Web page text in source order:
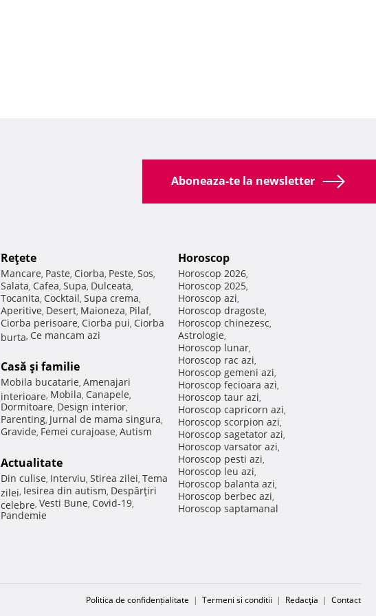
Aboneaza-te la newsletter
Reţete
Mancare, Paste, Ciorba, Peste, Sos,
Salata, Cafea, Supa, Dulceata,
Tocanita, Cocktail, Supa crema,
Aperitive, Desert, Maioneza, Pilaf,
Ciorba perisoare, Ciorba pui, Ciorba
burta, Ce mancam azi
Casă şi familie
Mobila bucatarie, Amenajari
interioare, Mobila, Canapele,
Dormitoare, Design interior,
Parenting, Jurnal de mama singura,
Gravide, Femei curajoase, Autism
Actualitate
Din culise, Interviu, Stirea zilei, Tema
zilei, Iesirea din autism, Despărţiri
celebre, Vesti Bune, Covid-19,
Pandemie
Horoscop
Horoscop 2026,
Horoscop 2025,
Horoscop azi,
Horoscop dragoste,
Horoscop chinezesc,
Astrologie,
Horoscop lunar,
Horoscop rac azi,
Horoscop gemeni azi,
Horoscop fecioara azi,
Horoscop taur azi,
Horoscop capricorn azi,
Horoscop scorpion azi,
Horoscop sagetator azi,
Horoscop varsator azi,
Horoscop pesti azi,
Horoscop leu azi,
Horoscop balanta azi,
Horoscop berbec azi,
Horoscop saptamanal
Politica de confidențialitate | Termeni si conditii | Redacţia | Contact